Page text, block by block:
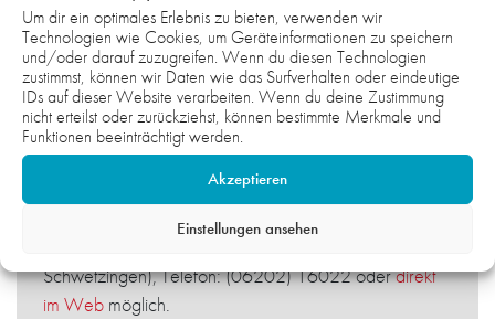
Um dir ein optimales Erlebnis zu bieten, verwenden wir
Technologien wie Cookies, um Geräteinformationen zu speichern
und/oder darauf zuzugreifen. Wenn du diesen Technologien
zustimmst, können wir Daten wie das Surfverhalten oder eindeutige
IDs auf dieser Website verarbeiten. Wenn du deine Zustimmung
nicht erteilst oder zurückziehst, können bestimmte Merkmale und
Funktionen beeinträchtigt werden.
Akzeptieren
Einstellungen ansehen
strategische Ausrichtung und Zielsetzung einig.
Anmeldungen für den kommenden „OPEN SPORTY
SUNDAY“ im April (Sonntag, 24.04.2022, 14.00 –
16.00 Uhr, Außengelände Sporthalle Hebel-
Gymnasium Schwetzingen) sind noch bis Mittwoch,
20.04.2022 in der TV-Geschäftsstelle (Carl-Theodor-
Schwetzingen), Telefon: (06202) 16022 oderdirekt
im Web möglich.